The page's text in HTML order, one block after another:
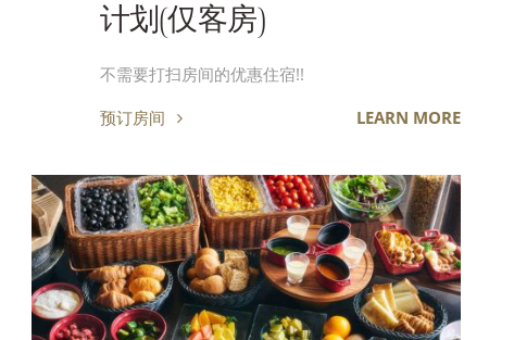
计划(仅客房)
不需要打扫房间的优惠住宿!!
预订房间 LEARN MORE